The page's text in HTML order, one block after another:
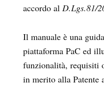
accordo al D.Lgs.81/
Il manuale è una
piattaforma PaC ed
funzionalità, requisiti
in merito alla Patente